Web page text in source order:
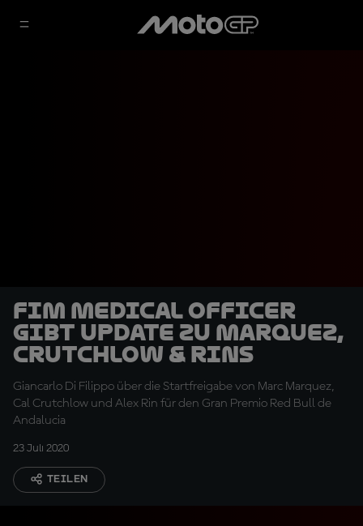
FIM Medical Officer
gibt Update zu Marquez,
Crutchlow & Rins
Giancarlo Di Filippo über die Startfreigabe von Marc Marquez,
Cal Crutchlow und Alex Rin für den Gran Premio Red Bull de
Andalucia
23 Juli 2020
TEILEN